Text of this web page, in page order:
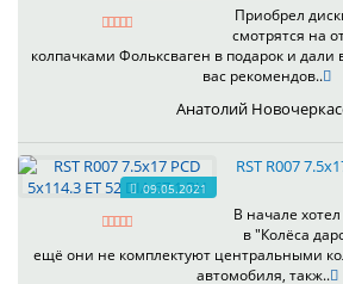
Приобрел
смотрятся на
колпачками Фольксваген в подарок и дали
вас рекомендов..
Анатолий
09.05.2021
RST R007
В начале
в "Колёса
ещё они не комплектуют центральными
автомобиля, такж..